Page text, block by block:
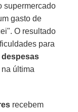
supermercado
gasto de
O resultado
para
despesas
última
recebem